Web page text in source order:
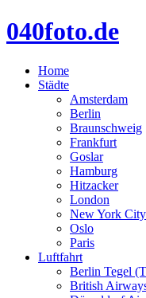
040foto.de
Home
Städte
Amsterdam
Berlin
Braunschweig
Frankfurt
Goslar
Hamburg
Hitzacker
London
New York City
Oslo
Paris
Luftfahrt
Berlin Tegel
British